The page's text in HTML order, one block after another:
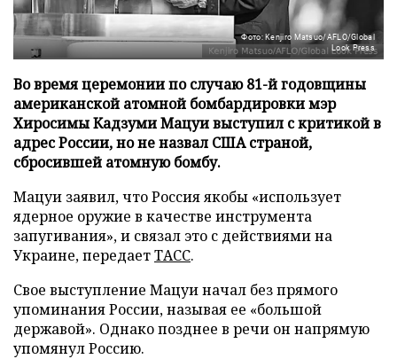
Фото: Kenjiro Matsuo/AFLO/Global
Look Press
Во время церемонии по случаю 81-й годовщины
американской атомной бомбардировки мэр
Хиросимы Кадзуми Мацуи выступил с критикой в
адрес России, но не назвал США страной,
сбросившей атомную бомбу.
Мацуи заявил, что Россия якобы «использует
ядерное оружие в качестве инструмента
запугивания», и связал это с действиями на
Украине, передаетТАСС.
Свое выступление Мацуи начал без прямого
упоминания России, называя ее «большой
державой». Однако позднее в речи он напрямую
упомянул Россию.